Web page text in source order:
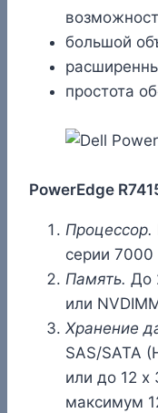
большой
простота
PowerEdge
Процессор.
серии 7000
Память. До
или
Хранение
SAS/SATA
или до 12 x
максимум